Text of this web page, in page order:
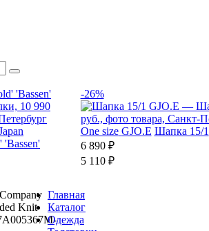
'Bassen'
-26%
One size GJO.E Шапка 15/1
6 890 ₽
5 110 ₽
Главная
Каталог
Одежда